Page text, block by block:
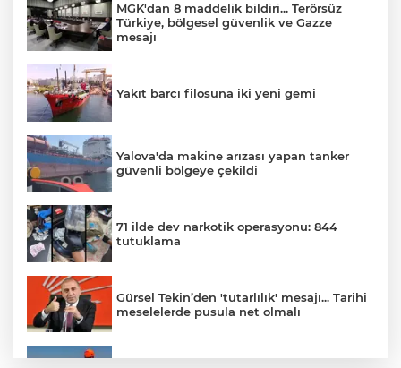
MGK'dan 8 maddelik bildiri... Terörsüz
Türkiye, bölgesel güvenlik ve Gazze
mesajı
Yakıt barcı filosuna iki yeni gemi
Yalova'da makine arızası yapan tanker
güvenli bölgeye çekildi
71 ilde dev narkotik operasyonu: 844
tutuklama
Gürsel Tekin’den 'tutarlılık' mesajı... Tarihi
meselelerde pusula net olmalı